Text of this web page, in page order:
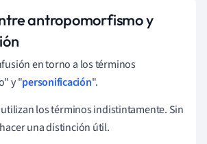
antropomorfismo y
en torno a los términos
y "personificación".
los términos indistintamente. Sin
una distinción útil.